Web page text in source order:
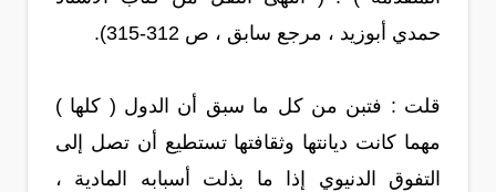
حمدي أبوزيد ، مرجع سابق ، ص 312-315).
قلت : فتبن من كل ما سبق أن الدول ( كلها )
مهما كانت ديانتها وثقافتها تستطيع أن تصل إلى
التفوق الدنيوي إذا ما بذلت أسبابه المادية ،